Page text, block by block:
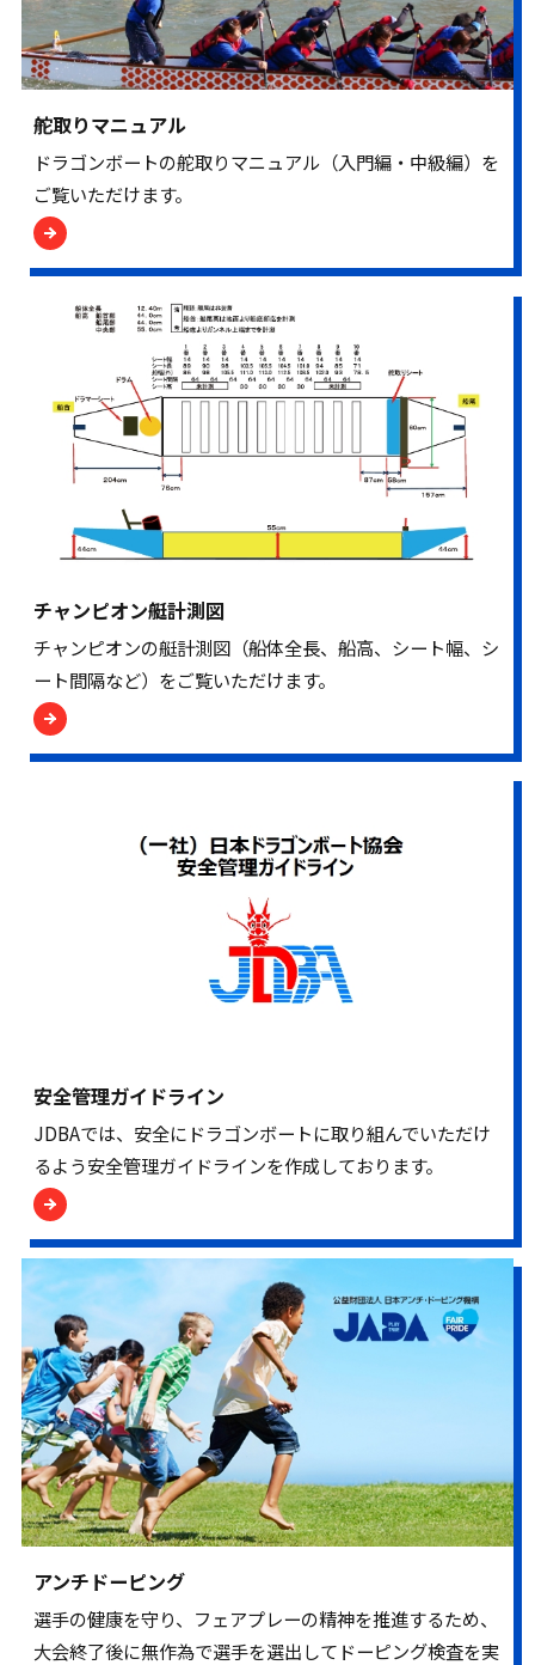
舵取りマニュアル
ドラゴンボートの舵取りマニュアル（入門編・中級編）を
ご覧いただけます。
チャンピオン艇計測図
チャンピオンの艇計測図（船体全長、船高、シート幅、シ
ート間隔など）をご覧いただけます。
安全管理ガイドライン
JDBAでは、安全にドラゴンボートに取り組んでいただけ
るよう安全管理ガイドラインを作成しております。
アンチドーピング
選手の健康を守り、フェアプレーの精神を推進するため、
大会終了後に無作為で選手を選出してドーピング検査を実